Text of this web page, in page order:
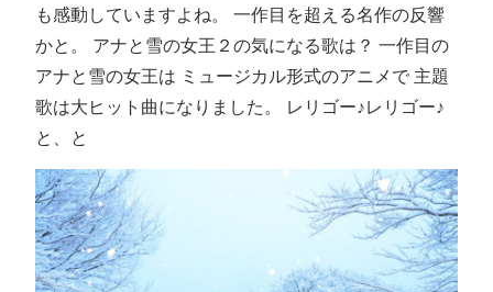
も感動していますよね。 一作目を超える名作の反響
かと。 アナと雪の女王２の気になる歌は？ 一作目の
アナと雪の女王は ミュージカル形式のアニメで 主題
歌は大ヒット曲になりました。 レリゴー♪レリゴー♪
と、と